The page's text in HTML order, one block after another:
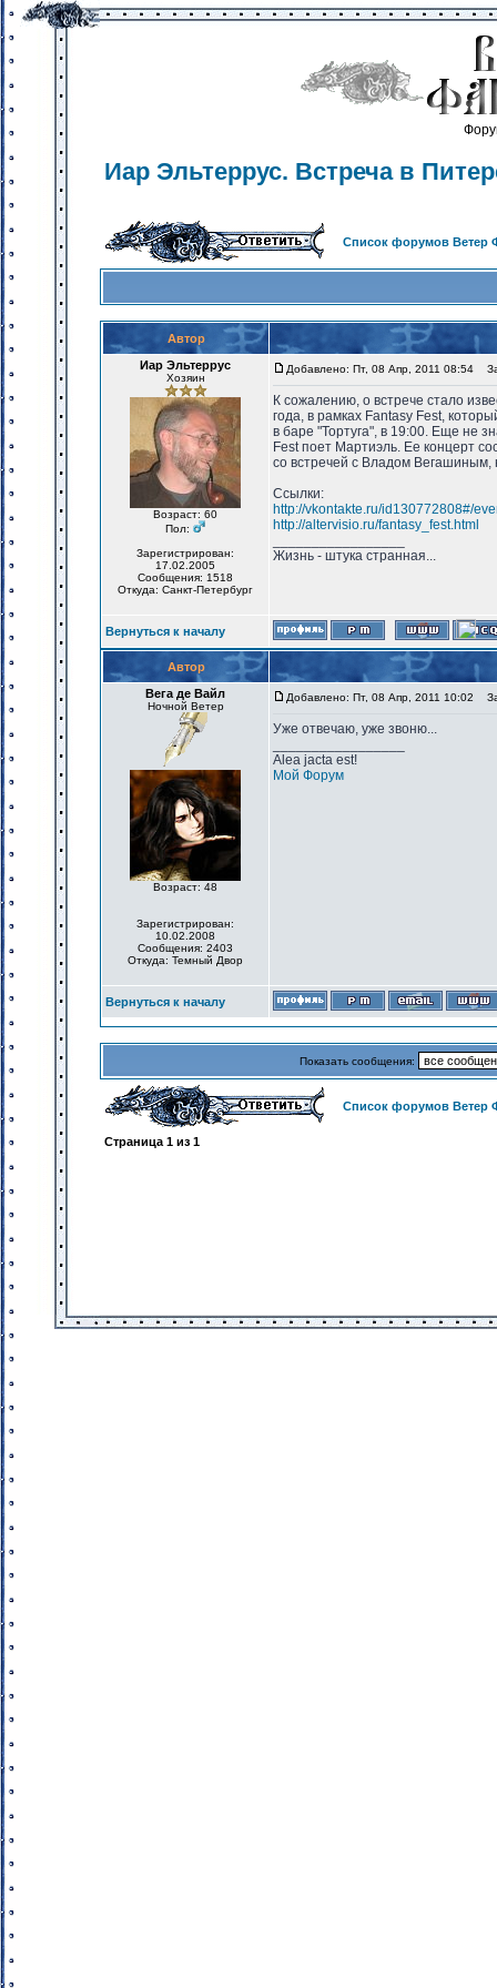
Иар Эльтеррус. Встреча в
Список форумов Ветер
Автор
Иар Эльтеррус
Хозяин
Возраст: 60
Пол:
Зарегистрирован:
17.02.2005
Сообщения: 1518
Откуда: Санкт-Петербург
Добавлено: Пт, 08 Апр, 2011 08:54
К сожалению, о встрече стало
года, в рамках Fantasy Fest,
в баре "Тортуга", в 19:00. Еще не
Fest поет Мартиэль. Ее концерт
со встречей с Владом Вегашиным,
Ссылки:
http://vkontakte.ru/id130772808#/
http://altervisio.ru/fantasy_fest.html
Жизнь - штука странная...
Вернуться к началу
Автор
Вега де Вайл
Ночной Ветер
Возраст: 48
Зарегистрирован:
10.02.2008
Сообщения: 2403
Откуда: Темный Двор
Добавлено: Пт, 08 Апр, 2011 10:02
Уже отвечаю, уже звоню...
Alea jacta est!
Мой Форум
Вернуться к началу
Показать сообщения:
Список форумов Ветер
Страница 1 из 1